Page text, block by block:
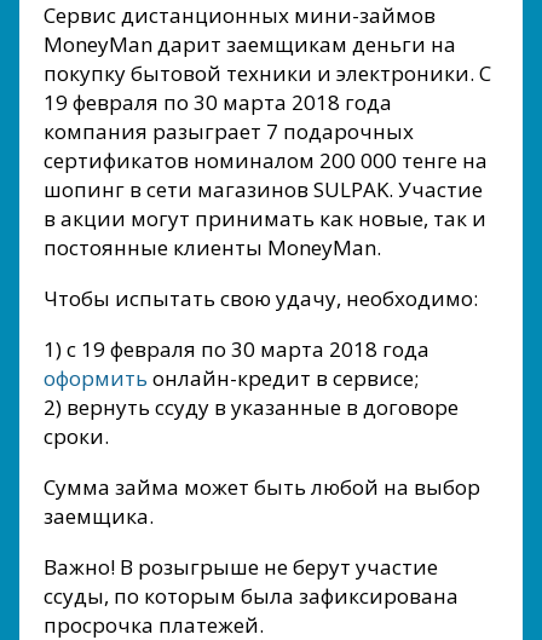
Сервис дистанционных мини-займов
MoneyMan дарит заемщикам деньги на
покупку бытовой техники и электроники. С
19 февраля по 30 марта 2018 года
компания разыграет 7 подарочных
сертификатов номиналом 200 000 тенге на
шопинг в сети магазинов SULPAK. Участие
в акции могут принимать как новые, так и
постоянные клиенты MoneyMan.
Чтобы испытать свою удачу, необходимо:
1) с 19 февраля по 30 марта 2018 года
оформить онлайн-кредит в сервисе;
2) вернуть ссуду в указанные в договоре
сроки.
Сумма займа может быть любой на выбор
заемщика.
Важно! В розыгрыше не берут участие
ссуды, по которым была зафиксирована
просрочка платежей.